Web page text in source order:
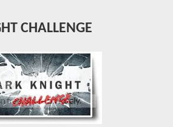
CHALLENGE